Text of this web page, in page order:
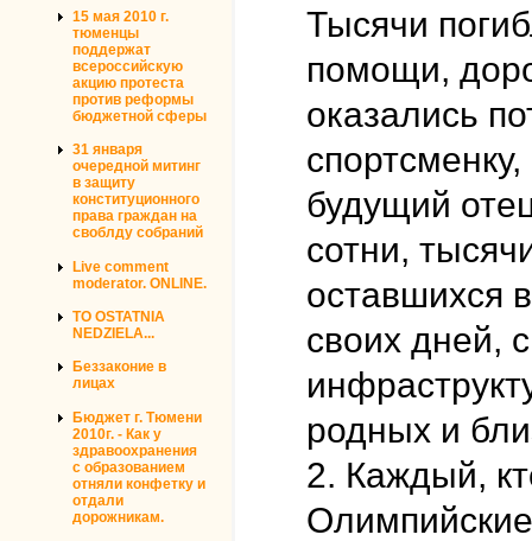
15 мая 2010 г.
тюменцы
поддержат
всероссийскую
акцию протеста
против реформы
бюджетной сферы
31 января
очередной митинг
в защиту
конституционного
права граждан на
своблду собраний
Live comment
moderator. ONLINE.
TO OSTATNIA
NEDZIELA...
Беззаконие в
лицах
Бюджет г. Тюмени
2010г. - Как у
здравоохранения
с образованием
отняли конфетку и
отдали
дорожникам.
Тысячи
помощи,
оказались
будущий
сотни,
оставшихся
своих дней,
родных и
2. Каждый,